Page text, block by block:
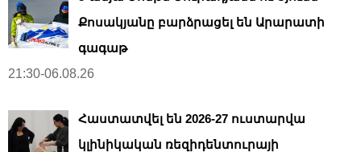
Քոսակյանը բարձրացել են Արարատի
գագաթ
21:30-06.08.26
Հաստատվել են 2026-27 ուստարվա
կլինիկական ռեզիդենտուրայի